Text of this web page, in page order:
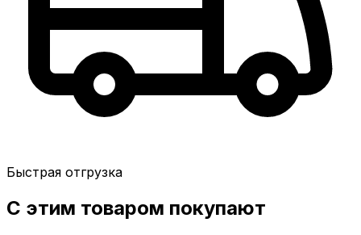
Быстрая отгрузка
С этим товаром покупают